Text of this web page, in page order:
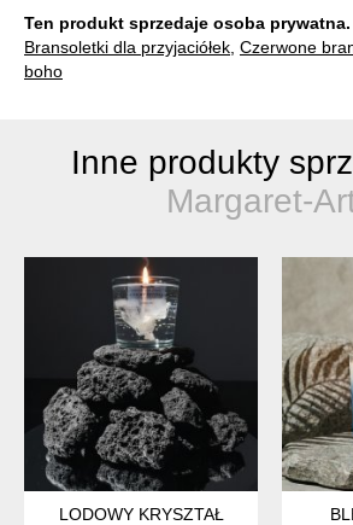
Ten produkt sprzedaje osoba prywatna.
Bransoletki dla przyjaciółek Czerwone
boho
Inne produkty
Margaret-
LODOWY KRYSZTAŁ